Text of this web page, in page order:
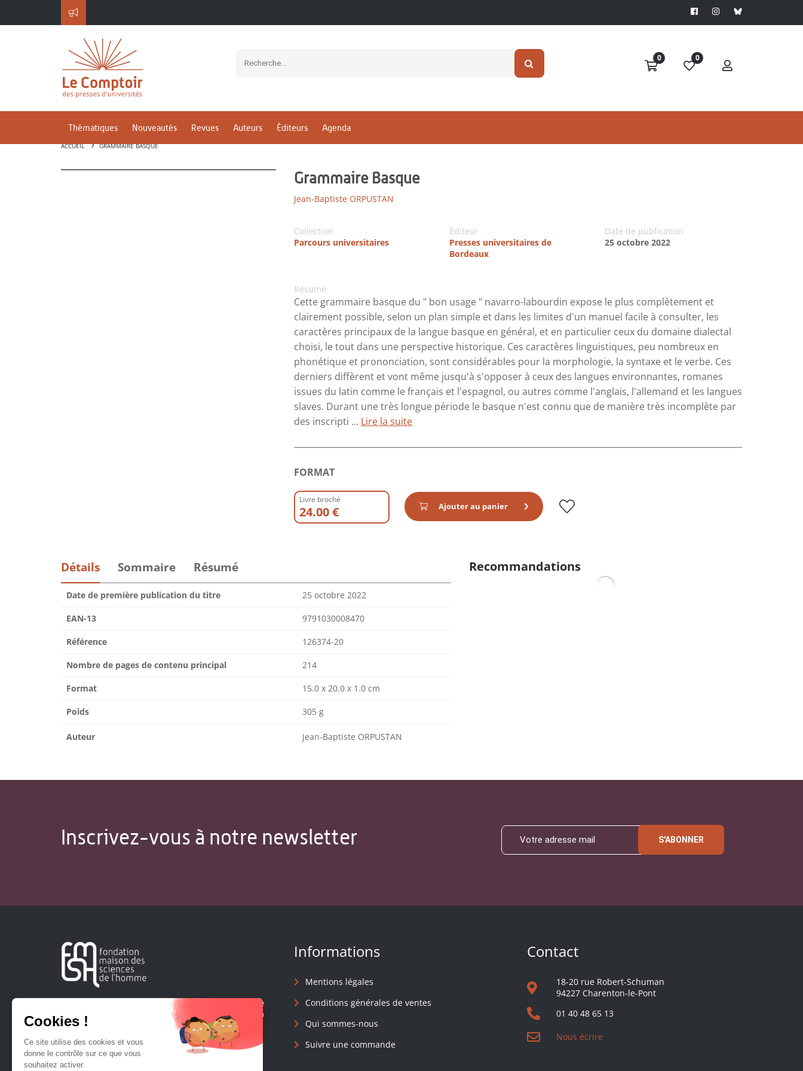
0 0
Thématiques Nouveautés Revues Auteurs Éditeurs Agenda
ACCUEIL GRAMMAIRE BASQUE
Grammaire Basque
Jean-Baptiste ORPUSTAN
Collection
Parcours universitaires
Editeur
Presses universitaires de
Bordeaux
Date de publication
25 octobre 2022
Résumé
Cette grammaire basque du " bon usage " navarro-labourdin expose le plus complètement et
clairement possible, selon un plan simple et dans les limites d'un manuel facile à consulter, les
caractères principaux de la langue basque en général, et en particulier ceux du domaine dialectal
choisi, le tout dans une perspective historique. Ces caractères linguistiques, peu nombreux en
phonétique et prononciation, sont considérables pour la morphologie, la syntaxe et le verbe. Ces
derniers diffèrent et vont même jusqu'à s'opposer à ceux des langues environnantes, romanes
issues du latin comme le français et l'espagnol, ou autres comme l'anglais, l'allemand et les langues
slaves. Durant une très longue période le basque n'est connu que de manière très incomplète par
des inscripti ... Lire la suite
FORMAT
Livre broché
24.00 € Ajouter au panier
Détails Sommaire Résumé
Date de première publication du titre 25 octobre 2022
EAN-13 9791030008470
Référence 126374-20
Nombre de pages de contenu principal 214
Format 15.0 x 20.0 x 1.0 cm
Poids 305 g
Auteur Jean-Baptiste ORPUSTAN
Recommandations
Inscrivez-vous à notre newsletter S'ABONNER
Créée en 1963, la Fondation Maison Sciences de l'Homme
soutient la recherche et la diffusion des connaissances en
sciences humaines et sociales.
Informations
Mentions légales
Conditions générales de ventes
Qui sommes-nous
Suivre une commande
Contact
18-20 rue Robert-Schuman
94227 Charenton-le-Pont
01 40 48 65 13
Nous écrire